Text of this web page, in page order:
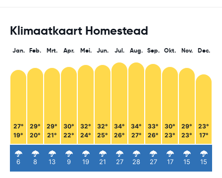
Klimaatkaart Homestead
Jan.
27°
19°
6
Feb.
29°
20°
8
Mrt.
29°
21°
13
Apr.
30°
22°
9
Mei.
32°
24°
19
Jun.
32°
25°
21
Jul.
34°
26°
27
Aug.
34°
27°
28
Sep.
33°
26°
27
Okt.
30°
23°
17
Nov.
29°
23°
15
Dec.
23°
17°
15